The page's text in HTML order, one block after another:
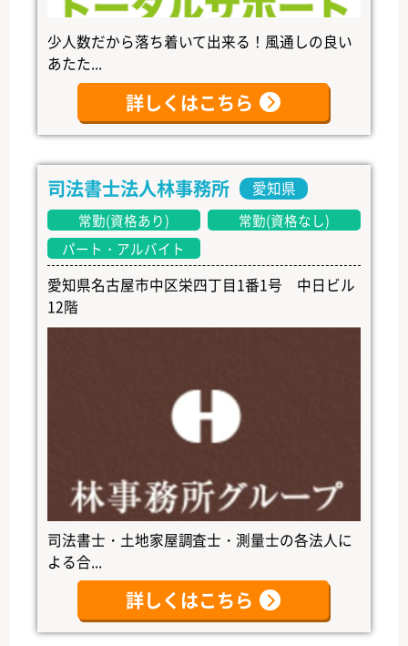
少人数だから落ち着いて出来る！風通しの良い
あたた...
詳しくはこちら
司法書士法人林事務所 愛知県
常勤(資格あり)
常勤(資格なし)
パート・アルバイト
愛知県名古屋市中区栄四丁目1番1号 中日ビル
12階
司法書士・土地家屋調査士・測量士の各法人に
よる合...
詳しくはこちら